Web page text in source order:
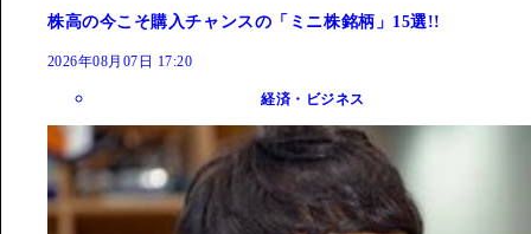
株高の今こそ購入チャンスの「ミニ株銘柄」15選!!
2026年08月07日 17:20
経済・ビジネス